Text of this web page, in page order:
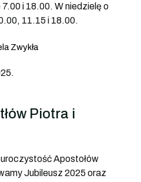
i 18.00. W niedzielę o
11.15 i 18.00.
Zwykła
Piotra i
Apostołów
Jubileusz 2025 oraz